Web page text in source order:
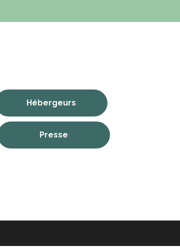
Hébergeurs
Presse